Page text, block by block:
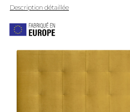
Description détaillée